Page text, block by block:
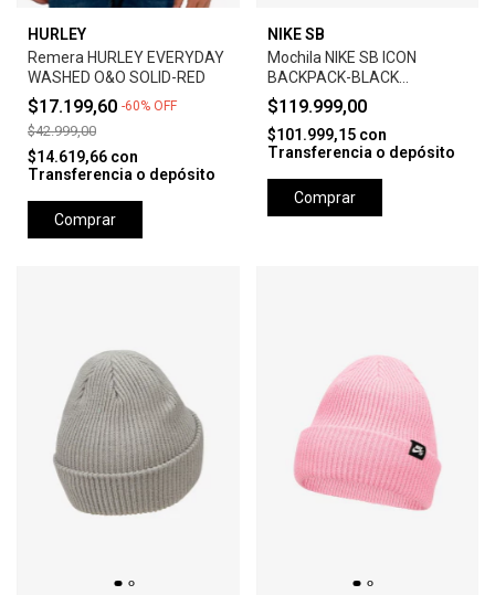
HURLEY
Remera HURLEY EVERYDAY
WASHED O&O SOLID-RED
$17.199,60 -60% OFF
$42.999,00
$14.619,66 con
Transferencia o depósito
Comprar
NIKE SB
Mochila NIKE SB ICON
BACKPACK-BLACK
ANTHRACITE
$119.999,00
$101.999,15 con
Transferencia o depósito
Comprar